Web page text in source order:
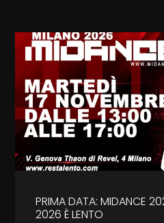
PRIMA DATA: MIDANCE
2026 È LENTO